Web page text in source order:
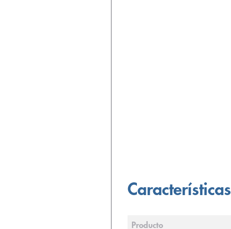
Características
Producto